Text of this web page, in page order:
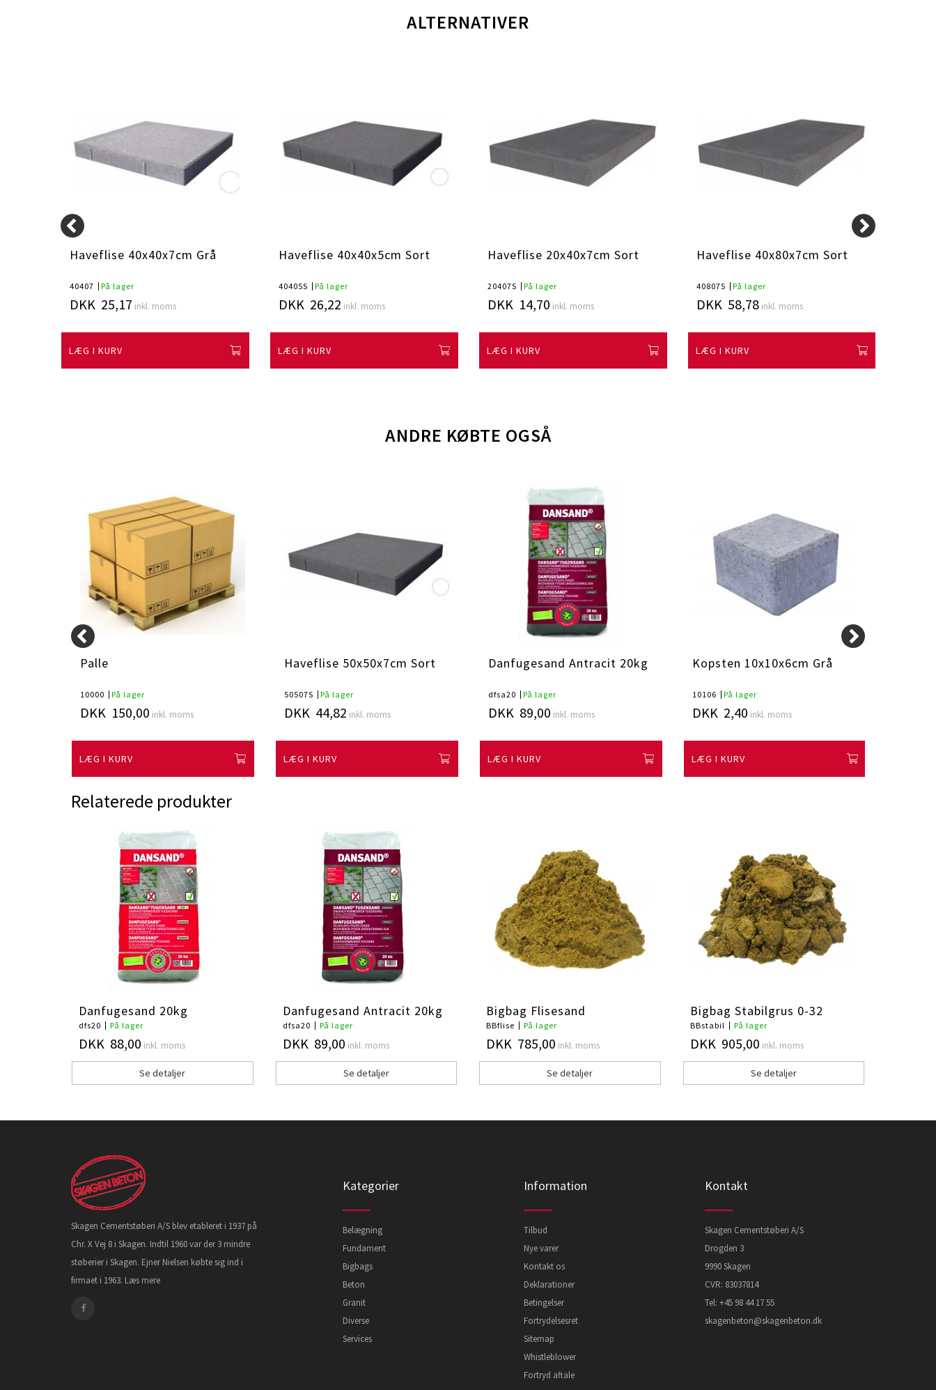
ALTERNATIVER
Haveflise 40x40x7cm Grå
40407 På lager
DKK 25,17 inkl. moms
LÆG I KURV
Haveflise 40x40x5cm Sort
40405S På lager
DKK 26,22 inkl. moms
LÆG I KURV
Haveflise 20x40x7cm Sort
20407S På lager
DKK 14,70 inkl. moms
LÆG I KURV
Haveflise 40x80x7cm Sort
40807S På lager
DKK 58,78 inkl. moms
LÆG I KURV
ANDRE KØBTE OGSÅ
Palle
10000 På lager
DKK 150,00 inkl. moms
LÆG I KURV
Haveflise 50x50x7cm Sort
50507S På lager
DKK 44,82 inkl. moms
LÆG I KURV
Danfugesand Antracit 20kg
dfsa20 På lager
DKK 89,00 inkl. moms
LÆG I KURV
Kopsten 10x10x6cm Grå
10106 På lager
DKK 2,40 inkl. moms
LÆG I KURV
Relaterede produkter
Danfugesand 20kg
dfs20 På lager
DKK 88,00 inkl. moms
Se detaljer
Danfugesand Antracit 20kg
dfsa20 På lager
DKK 89,00 inkl. moms
Se detaljer
Bigbag Flisesand
BBflise På lager
DKK 785,00 inkl. moms
Se detaljer
Bigbag Stabilgrus 0-32
BBstabil På lager
DKK 905,00 inkl. moms
Se detaljer
Skagen Cementstøberi A/S blev etableret i 1937 på
Chr. X Vej 8 i Skagen. Indtil 1960 var der 3 mindre
støberier i Skagen. Ejner Nielsen købte sig ind i
firmaet i 1963. Læs mere
Kategorier
Belægning
Fundament
Bigbags
Beton
Granit
Diverse
Services
Information
Tilbud
Nye varer
Kontakt os
Deklarationer
Betingelser
Fortrydelsesret
Sitemap
Whistleblower
Fortryd aftale
Kontakt
Skagen Cementstøberi A/S
Drogden 3
9990 Skagen
CVR: 83037814
Tel: +45 98 44 17 55
skagenbeton@skagenbeton.dk